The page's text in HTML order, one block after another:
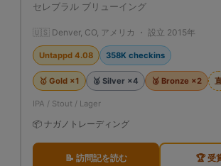
セレブラル ブリューイング
🇺🇸 Denver, CO, アメリカ ・ 設立 2015年
Untappd 4.08 358K checkins
🥇 Gold ×1 🥈 Silver ×4 🥉 Bronze ×2
IPA / Stout / Lager
📦 ナガノトレーディング
📝 訪問記を読む 🏆 受